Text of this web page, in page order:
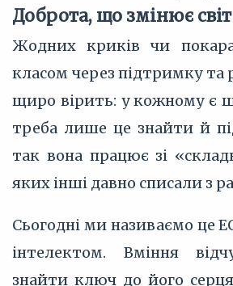
Доброта, що змінює світ
Жодних криків чи
класом через підтримку та
щиро вірить: у кожному є
треба лише це знайти й
так вона працює зі
яких інші давно списали з
Сьогодні ми називаємо це
інтелектом. Вміння
знайти ключ до його